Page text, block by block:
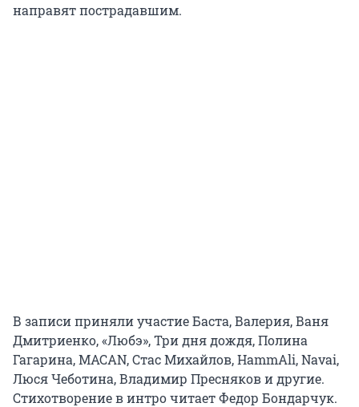
направят пострадавшим.
В записи приняли участие Баста, Валерия, Ваня
Дмитриенко, «Любэ», Три дня дождя, Полина
Гагарина, MACAN, Стас Михайлов, HammAli, Navai,
Люся Чеботина, Владимир Пресняков и другие.
Стихотворение в интро читает Федор Бондарчук.